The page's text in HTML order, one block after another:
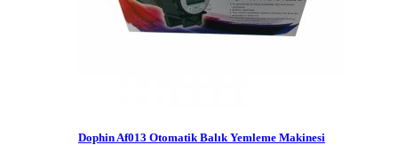
Dophin Af013 Otomatik Balık Yemleme Makinesi